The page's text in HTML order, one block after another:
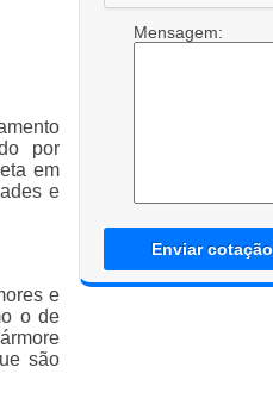
por
em
e
e
o de
são
Mensagem:
Enviar cotação